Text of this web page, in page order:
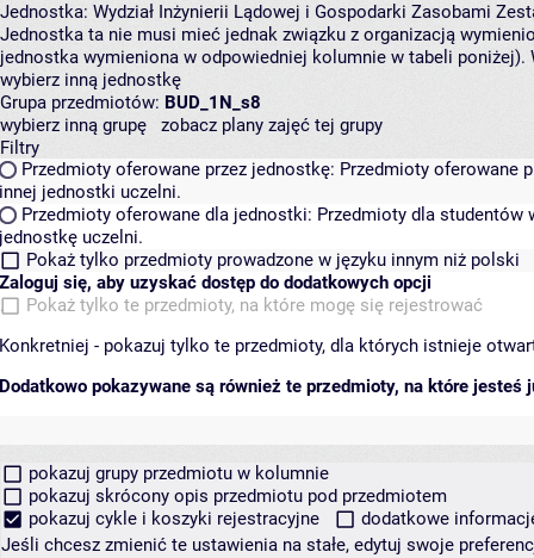
Jednostka: Wydział Inżynierii Lądowej i Gospodarki Zasobami
Jednostka ta nie musi mieć jednak związku z organizacją
jednostka wymieniona w odpowiedniej kolumnie w tabeli
wybierz inną jednostkę
Grupa przedmiotów: BUD_1N_s8
wybierz inną grupę
zobacz plany zajęć tej grupy
Filtry
Przedmioty oferowane przez jednostkę: Przedmioty oferowane
innej jednostki uczelni.
Przedmioty oferowane dla jednostki: Przedmioty dla studentów
jednostkę uczelni.
Pokaż tylko przedmioty prowadzone w języku innym niż polski
Zaloguj się, aby uzyskać dostęp do dodatkowych opcji
Pokaż tylko te przedmioty, na które mogę się rejestrować
Konkretniej - pokazuj tylko te przedmioty, dla których istnieje
Dodatkowo pokazywane są również te przedmioty, na które jesteś
pokazuj grupy przedmiotu w kolumnie
pokazuj skrócony opis przedmiotu pod przedmiotem
pokazuj cykle i koszyki rejestracyjne
dodatkowe
Jeśli chcesz zmienić te ustawienia na stałe, edytuj swoje